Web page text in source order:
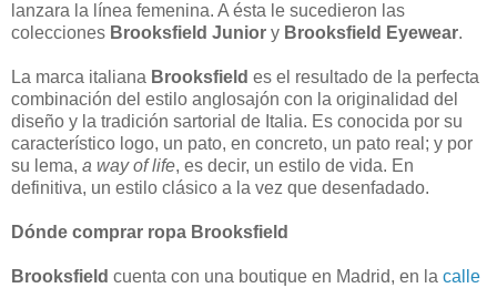
lanzara la línea femenina. A ésta le sucedieron las
colecciones Brooksfield Junior y Brooksfield Eyewear.
La marca italiana Brooksfield es el resultado de la perfecta
combinación del estilo anglosajón con la originalidad del
diseño y la tradición sartorial de Italia. Es conocida por su
característico logo, un pato, en concreto, un pato real; y por
su lema, a way of life, es decir, un estilo de vida. En
definitiva, un estilo clásico a la vez que desenfadado.
Dónde comprar ropa Brooksfield
Brooksfield cuenta con una boutique en Madrid, en la calle